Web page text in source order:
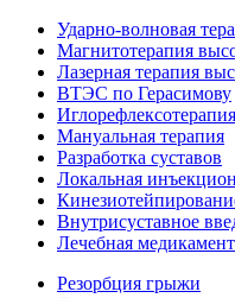
Ударно-волновая
Магнитотерапия
Лазерная терапия
ВТЭС по Герасимову
Иглорефлексотерапия
Мануальная терапия
Разработка суставов
Локальная
Внутрисуставное
Лечебная
Резорбция грыжи